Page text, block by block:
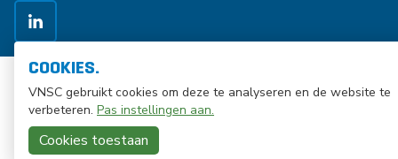
COOKIES.
VNSC gebruikt cookies om deze te analyseren en de website te
verbeteren. Pas instellingen aan.
Cookies toestaan